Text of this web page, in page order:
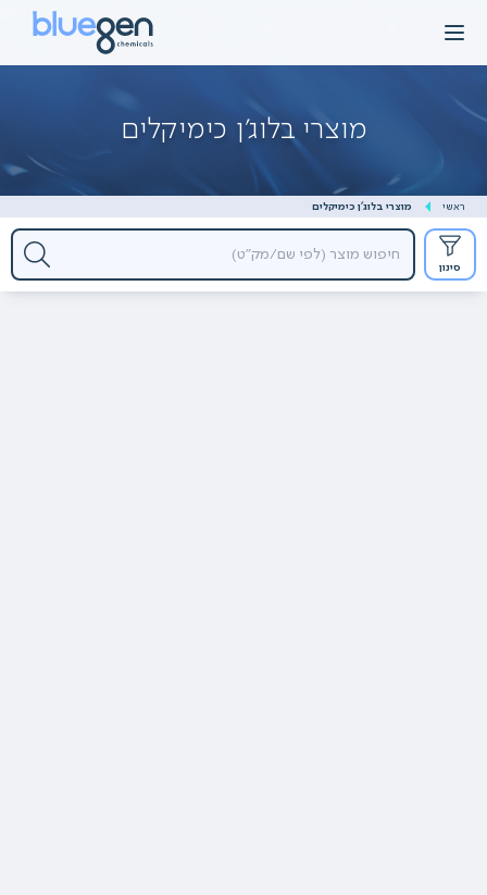
to
מוצרי בלוג'ן כימיקלים
ראשי מוצרי בלוג'ן כימיקלים
סינון